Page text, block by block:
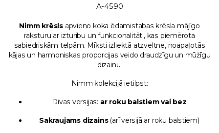
A-4590
Nimm krēslsapvieno koka ēdamistabas krēsla mājīgo
raksturu ar izturību un funkcionalitāti, kas piemērota
sabiedriskām telpām. Mīksti izliektā atzveltne, noapaļotās
kājas un harmoniskas proporcijas veido draudzīgu un mūžīgu
dizainu.
Nimm kolekcijā ietilpst:
Divas versijas: ar roku balstiem vai bez
Sakraujams dizains(arī versijā ar roku balstiem)